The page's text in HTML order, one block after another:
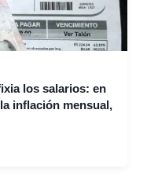
los salarios: en
inflación mensual,